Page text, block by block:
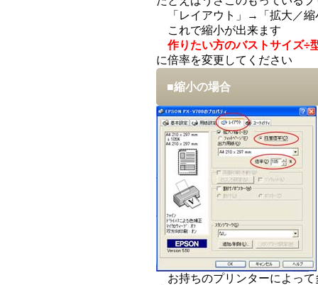
「レイアウト」→「拡大／縮
これで縮小が出来ます
作りたい方のバストサイズ÷
に倍率を変更してください
■縮小の場合
お持ちのプリンターによって